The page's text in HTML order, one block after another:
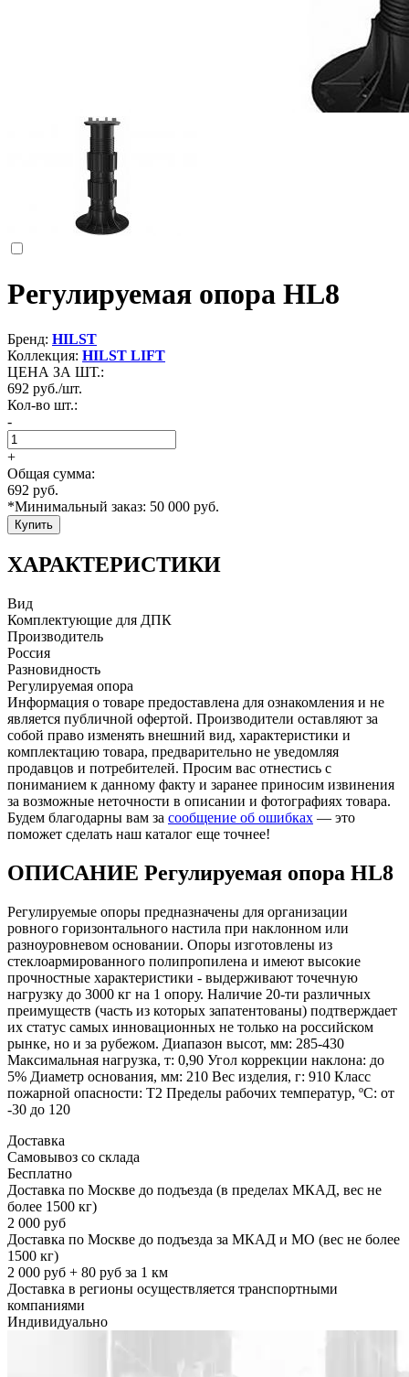
Регулируемая опора HL8
Бренд: HILST
Коллекция: HILST LIFT
ЦЕНА ЗА ШТ.:
692 руб./шт.
Кол-во шт.:
-
+
Общая сумма:
692 руб.
*Минимальный заказ: 50 000 руб.
Купить
ХАРАКТЕРИСТИКИ
Вид
Комплектующие для ДПК
Производитель
Россия
Разновидность
Регулируемая опора
Информация о товаре предоставлена для ознакомления и не
является публичной офертой. Производители оставляют за
собой право изменять внешний вид, характеристики и
комплектацию товара, предварительно не уведомляя
продавцов и потребителей. Просим вас отнестись с
пониманием к данному факту и заранее приносим извинения
за возможные неточности в описании и фотографиях товара.
Будем благодарны вам за сообщение об ошибках — это
поможет сделать наш каталог еще точнее!
ОПИСАНИЕ Регулируемая опора HL8
Регулируемые опоры предназначены для организации
ровного горизонтального настила при наклонном или
разноуровневом основании. Опоры изготовлены из
стеклоармированного полипропилена и имеют высокие
прочностные характеристики - выдерживают точечную
нагрузку до 3000 кг на 1 опору. Наличие 20-ти различных
преимуществ (часть из которых запатентованы) подтверждает
их статус самых инновационных не только на российском
рынке, но и за рубежом. Диапазон высот, мм: 285-430
Максимальная нагрузка, т: 0,90 Угол коррекции наклона: до
5% Диаметр основания, мм: 210 Вес изделия, г: 910 Класс
пожарной опасности: T2 Пределы рабочих температур, ºС: от
-30 до 120
Доставка
Самовывоз со склада
Бесплатно
Доставка по Москве до подъезда (в пределах МКАД, вес не
более 1500 кг)
2 000 руб
Доставка по Москве до подъезда за МКАД и МО (вес не более
1500 кг)
2 000 руб + 80 руб за 1 км
Доставка в регионы осуществляется транспортными
компаниями
Индивидуально